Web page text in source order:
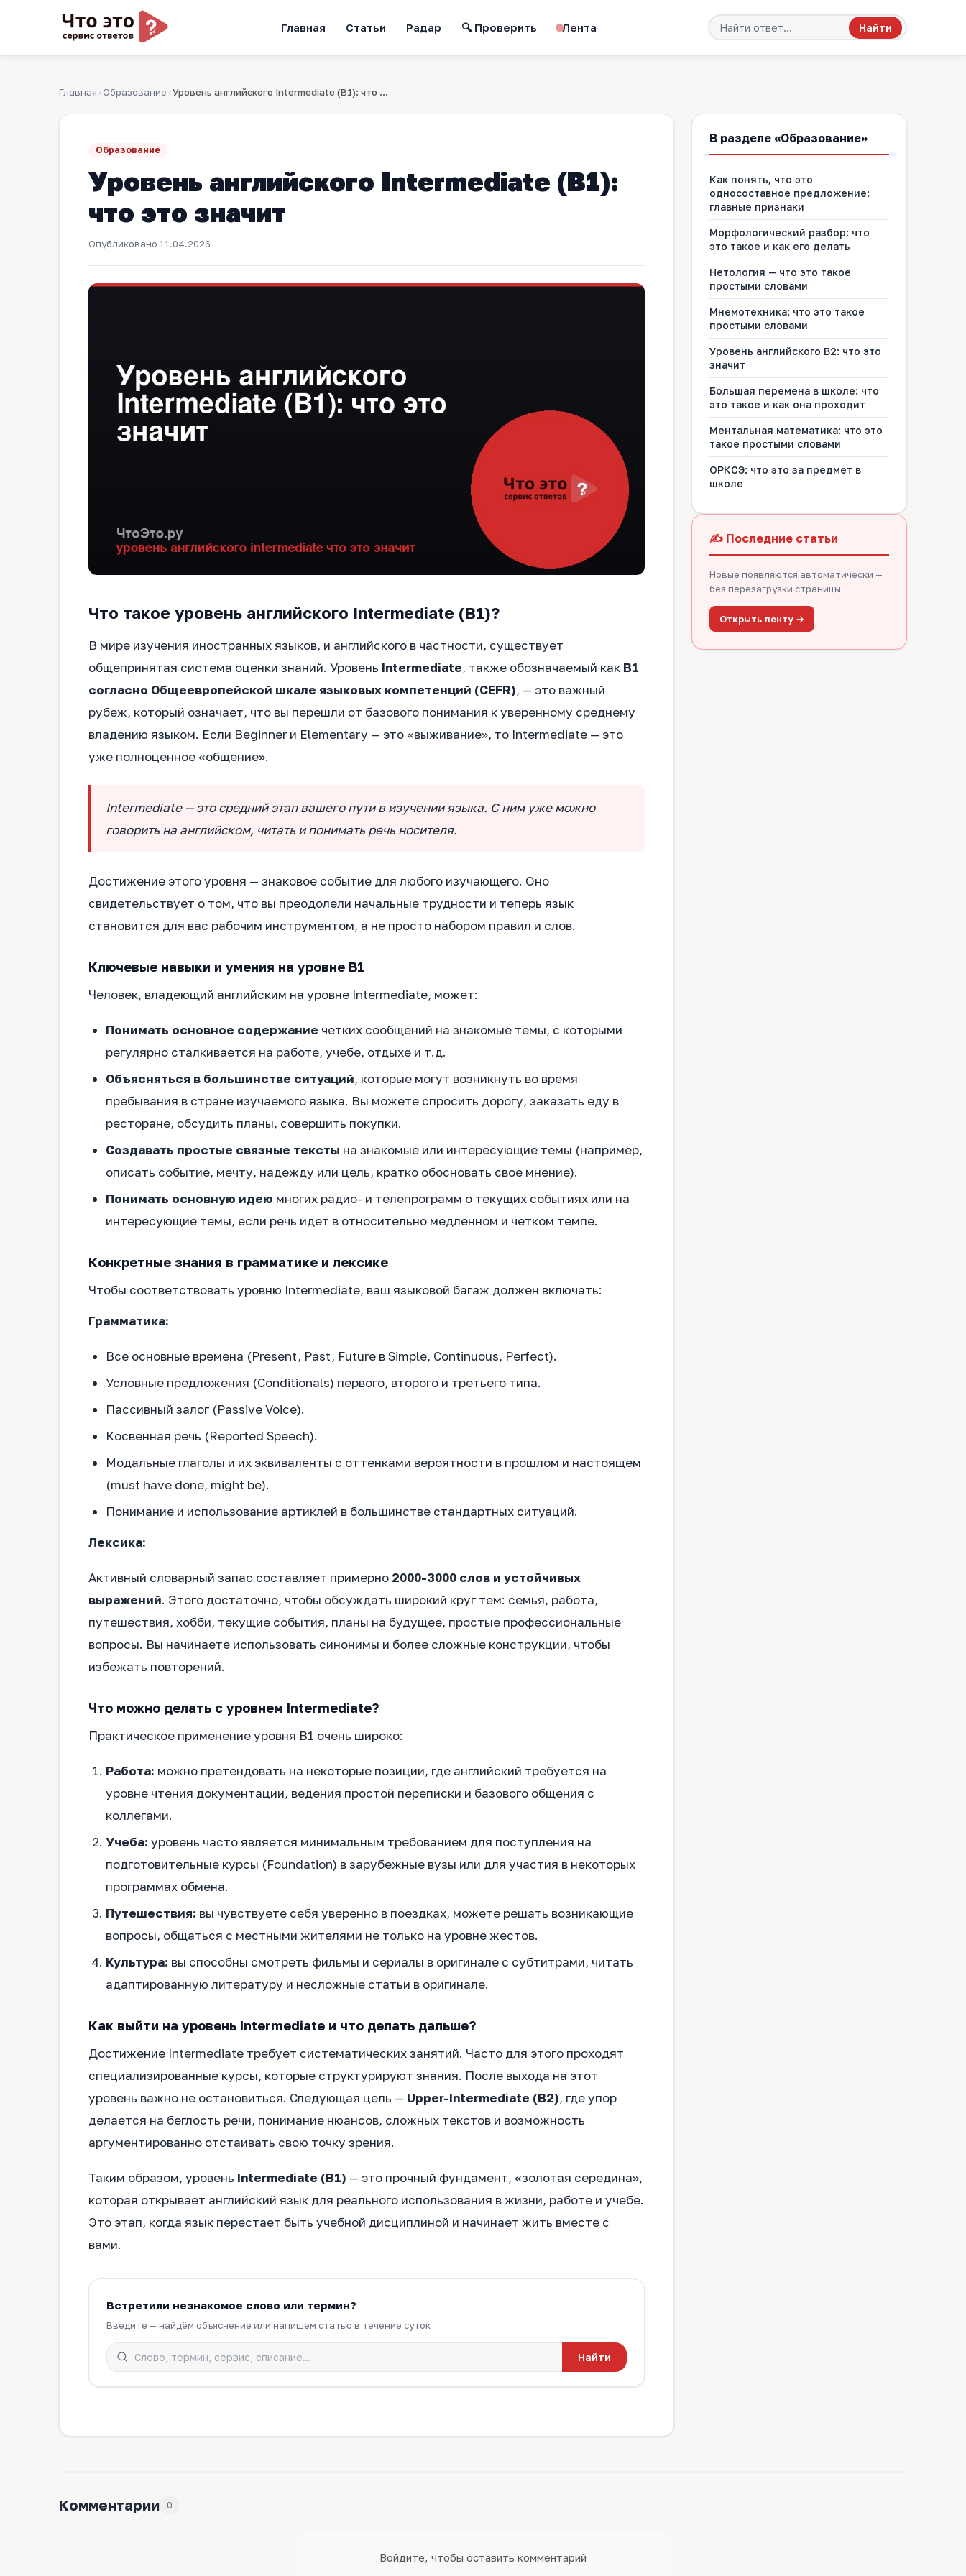
Главная Статьи Радар 🔍 Проверить Лента Найти
Главная › Образование › Уровень английского Intermediate (B1): что это значит
Образование
Уровень английского Intermediate (B1):
что это значит
Опубликовано 11.04.2026
Что такое уровень английского Intermediate (B1)?
В мире изучения иностранных языков, и английского в частности, существует
общепринятая система оценки знаний. Уровень Intermediate, также обозначаемый как B1
согласно Общеевропейской шкале языковых компетенций (CEFR), — это важный
рубеж, который означает, что вы перешли от базового понимания к уверенному среднему
владению языком. Если Beginner и Elementary — это «выживание», то Intermediate — это
уже полноценное «общение».
Intermediate — это средний этап вашего пути в изучении языка. С ним уже можно
говорить на английском, читать и понимать речь носителя.
Достижение этого уровня — знаковое событие для любого изучающего. Оно
свидетельствует о том, что вы преодолели начальные трудности и теперь язык
становится для вас рабочим инструментом, а не просто набором правил и слов.
Ключевые навыки и умения на уровне B1
Человек, владеющий английским на уровне Intermediate, может:
Понимать основное содержание четких сообщений на знакомые темы, с которыми
регулярно сталкивается на работе, учебе, отдыхе и т.д.
Объясняться в большинстве ситуаций, которые могут возникнуть во время
пребывания в стране изучаемого языка. Вы можете спросить дорогу, заказать еду в
ресторане, обсудить планы, совершить покупки.
Создавать простые связные тексты на знакомые или интересующие темы (например,
описать событие, мечту, надежду или цель, кратко обосновать свое мнение).
Понимать основную идею многих радио- и телепрограмм о текущих событиях или на
интересующие темы, если речь идет в относительно медленном и четком темпе.
Конкретные знания в грамматике и лексике
Чтобы соответствовать уровню Intermediate, ваш языковой багаж должен включать:
Грамматика:
Все основные времена (Present, Past, Future в Simple, Continuous, Perfect).
Условные предложения (Conditionals) первого, второго и третьего типа.
Пассивный залог (Passive Voice).
Косвенная речь (Reported Speech).
Модальные глаголы и их эквиваленты с оттенками вероятности в прошлом и настоящем
(must have done, might be).
Понимание и использование артиклей в большинстве стандартных ситуаций.
Лексика:
Активный словарный запас составляет примерно 2000-3000 слов и устойчивых
выражений. Этого достаточно, чтобы обсуждать широкий круг тем: семья, работа,
путешествия, хобби, текущие события, планы на будущее, простые профессиональные
вопросы. Вы начинаете использовать синонимы и более сложные конструкции, чтобы
избежать повторений.
Что можно делать с уровнем Intermediate?
Практическое применение уровня B1 очень широко:
Работа: можно претендовать на некоторые позиции, где английский требуется на
уровне чтения документации, ведения простой переписки и базового общения с
коллегами.
Учеба: уровень часто является минимальным требованием для поступления на
подготовительные курсы (Foundation) в зарубежные вузы или для участия в некоторых
программах обмена.
Путешествия: вы чувствуете себя уверенно в поездках, можете решать возникающие
вопросы, общаться с местными жителями не только на уровне жестов.
Культура: вы способны смотреть фильмы и сериалы в оригинале с субтитрами, читать
адаптированную литературу и несложные статьи в оригинале.
Как выйти на уровень Intermediate и что делать дальше?
Достижение Intermediate требует систематических занятий. Часто для этого проходят
специализированные курсы, которые структурируют знания. После выхода на этот
уровень важно не остановиться. Следующая цель — Upper-Intermediate (B2), где упор
делается на беглость речи, понимание нюансов, сложных текстов и возможность
аргументированно отстаивать свою точку зрения.
Таким образом, уровень Intermediate (B1) — это прочный фундамент, «золотая середина»,
которая открывает английский язык для реального использования в жизни, работе и учебе.
Это этап, когда язык перестает быть учебной дисциплиной и начинает жить вместе с
вами.
Встретили незнакомое слово или термин?
Введите — найдём объяснение или напишем статью в течение суток
Найти
В разделе «Образование»
Как понять, что это
односоставное предложение:
главные признаки
Морфологический разбор: что
это такое и как его делать
Нетология — что это такое
простыми словами
Мнемотехника: что это такое
простыми словами
Уровень английского В2: что это
значит
Большая перемена в школе: что
это такое и как она проходит
Ментальная математика: что это
такое простыми словами
ОРКСЭ: что это за предмет в
школе
✍️ Последние статьи
Новые появляются автоматически —
без перезагрузки страницы
Открыть ленту →
Комментарии 0
Войдите, чтобы оставить комментарий